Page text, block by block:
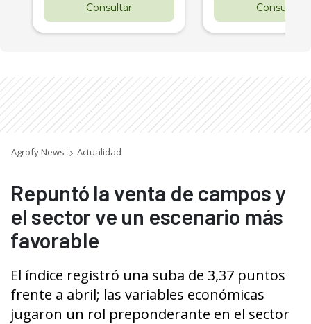
Consultar Consultar
Agrofy News Actualidad
Repuntó la venta de campos y
el sector ve un escenario más
favorable
El índice registró una suba de 3,37 puntos
frente a abril; las variables económicas
jugaron un rol preponderante en el sector